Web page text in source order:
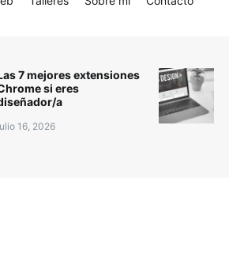
7 mejores extensiones
si eres
a
16, 2026